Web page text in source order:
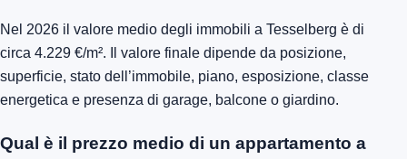
Nel 2026 il valore medio degli immobili a Tesselberg è di
circa 4.229 €/m². Il valore finale dipende da posizione,
superficie, stato dell’immobile, piano, esposizione, classe
energetica e presenza di garage, balcone o giardino.
Qual è il prezzo medio di un appartamento a